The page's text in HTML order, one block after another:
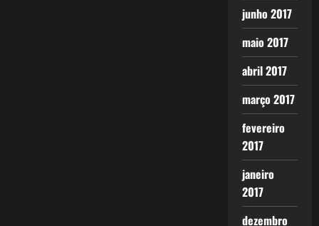
junho 2017
maio 2017
abril 2017
março 2017
fevereiro
2017
janeiro
2017
dezembro